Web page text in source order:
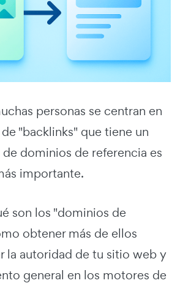
personas se centran en
"backlinks" que tiene un
dominios de referencia es
importante.
son los "dominios de
obtener más de ellos
la autoridad de tu sitio web y
general en los motores de